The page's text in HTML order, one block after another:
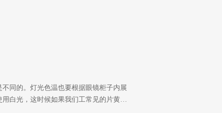
同的。灯光色温也要根据眼镜柜子内展
用白光，这时候如果我们工常见的片黄…